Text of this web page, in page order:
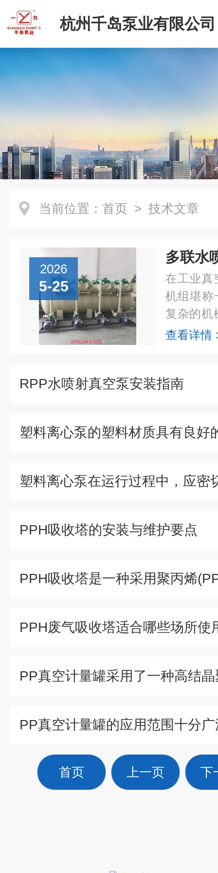
杭州千岛泵业有限公司
当前位置： 首页 > 技术文章
2026
5-25
在工业真
机组堪称
复杂的机
造出真空
查看详情
RPP水喷射真空泵安装指南
PPH吸收塔的安装与维护要点
PP真空计量罐的应用范围十分广
首页 上一页 下